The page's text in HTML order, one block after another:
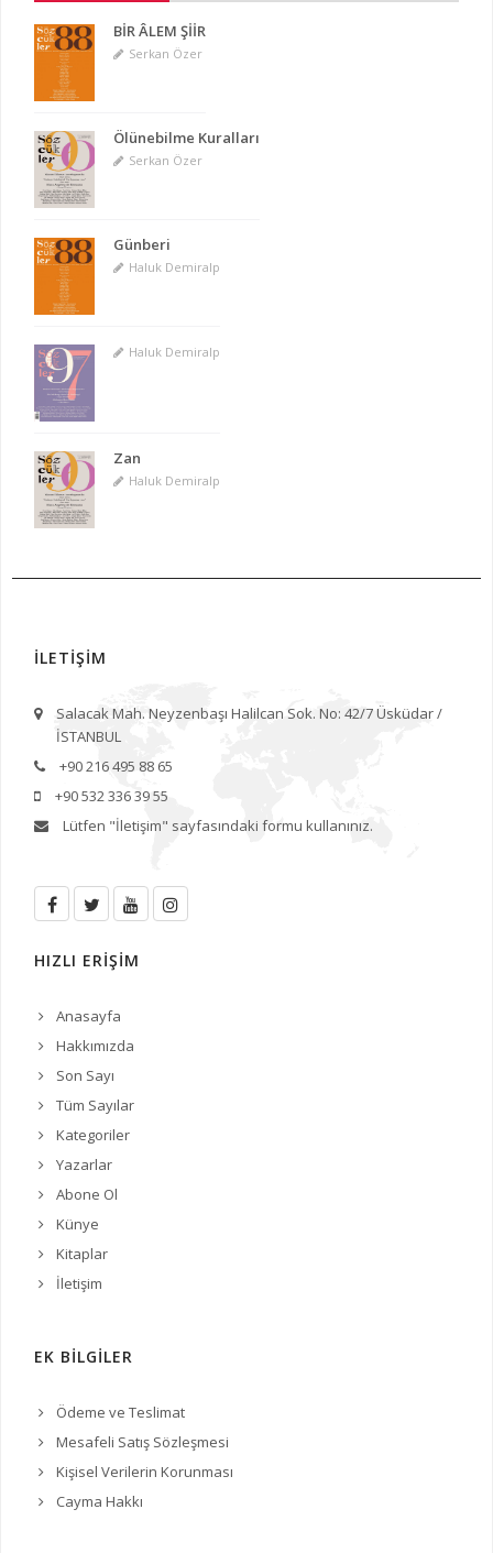
BİR ÂLEM ŞİİR
Serkan Özer
Ölünebilme Kuralları
Serkan Özer
Günberi
Haluk Demiralp
Haluk Demiralp
Zan
Haluk Demiralp
İLETİŞİM
Salacak Mah. Neyzenbaşı Halilcan Sok. No: 42/7 Üsküdar /
İSTANBUL
+90 216 495 88 65
+90 532 336 39 55
Lütfen "İletişim" sayfasındaki formu kullanınız.
HIZLI ERİŞİM
Anasayfa
Hakkımızda
Son Sayı
Tüm Sayılar
Kategoriler
Yazarlar
Abone Ol
Künye
Kitaplar
İletişim
EK BİLGİLER
Ödeme ve Teslimat
Mesafeli Satış Sözleşmesi
Kişisel Verilerin Korunması
Cayma Hakkı